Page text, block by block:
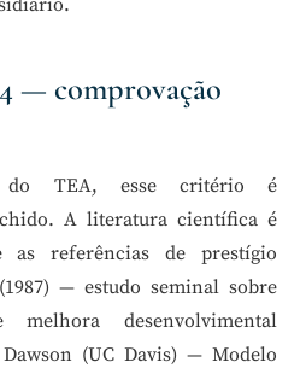
— comprovação
do TEA, esse critério é
A literatura científica é
as referências de prestígio
— estudo seminal sobre
desenvolvimental
(UC Davis) — Modelo